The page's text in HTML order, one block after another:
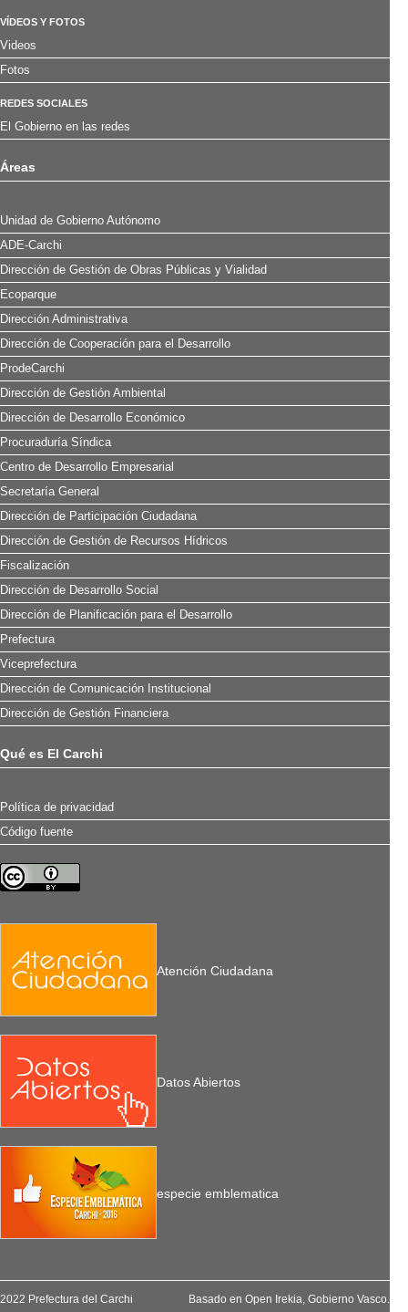
VÍDEOS Y FOTOS
Videos
Fotos
REDES SOCIALES
El Gobierno en las redes
Áreas
Unidad de Gobierno Autónomo
ADE-Carchi
Dirección de Gestión de Obras Públicas y Vialidad
Ecoparque
Dirección Administrativa
Dirección de Cooperación para el Desarrollo
ProdeCarchi
Dirección de Gestión Ambiental
Dirección de Desarrollo Económico
Procuraduría Síndica
Centro de Desarrollo Empresarial
Secretaría General
Dirección de Participación Ciudadana
Dirección de Gestión de Recursos Hídricos
Fiscalización
Dirección de Desarrollo Social
Dirección de Planificación para el Desarrollo
Prefectura
Viceprefectura
Dirección de Comunicación Institucional
Dirección de Gestión Financiera
Qué es El Carchi
Política de privacidad
Código fuente
Atención Ciudadana
Datos Abiertos
especie emblematica
2022 Prefectura del Carchi Basado en Open Irekia , Gobierno Vasco.